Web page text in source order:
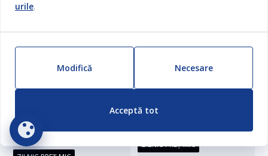
Nou
ZILNIC PREȚ MIC
urile.
Modifică Necesare
Acceptă tot